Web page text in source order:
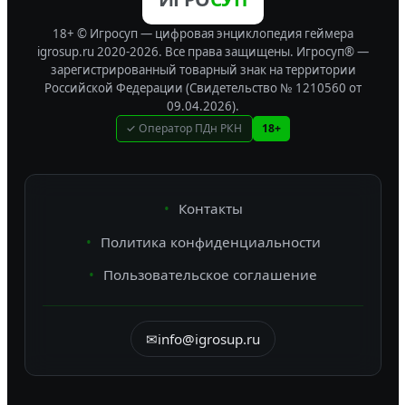
18+ © Игросуп — цифровая энциклопедия геймера
igrosup.ru 2020-2026. Все права защищены. Игросуп® —
зарегистрированный товарный знак на территории
Российской Федерации (Свидетельство № 1210560 от
09.04.2026).
✓ Оператор ПДн РКН 18+
Контакты
Политика конфиденциальности
Пользовательское соглашение
✉info@igrosup.ru